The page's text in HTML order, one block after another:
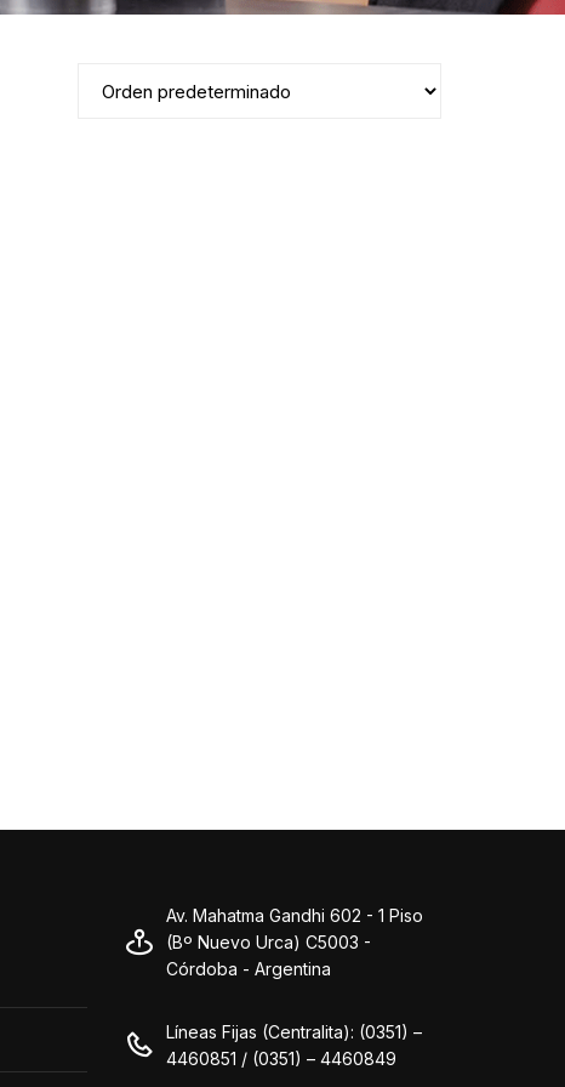
Av. Mahatma Gandhi 602 - 1 Piso
(Bº Nuevo Urca) C5003 -
Córdoba - Argentina
Líneas Fijas (Centralita): (0351) –
4460851 / (0351) – 4460849